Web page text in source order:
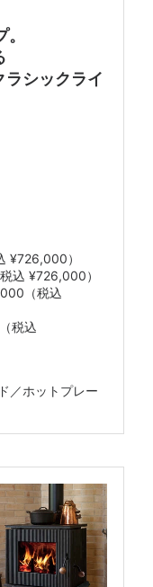
ラシックライ
¥726,000）
込 ¥726,000）
（税込
税込
／ホットプレー